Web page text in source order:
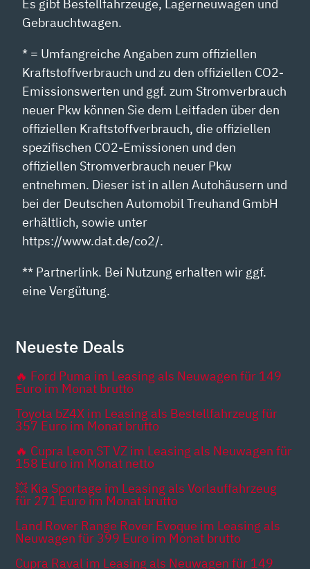
Es gibt Bestellfahrzeuge, Lagerneuwagen und
Gebrauchtwagen.
* = Umfangreiche Angaben zum offiziellen
Kraftstoffverbrauch und zu den offiziellen CO2-
Emissionswerten und ggf. zum Stromverbrauch
neuer Pkw können Sie dem Leitfaden über den
offiziellen Kraftstoffverbrauch, die offiziellen
spezifischen CO2-Emissionen und den
offiziellen Stromverbrauch neuer Pkw
entnehmen. Dieser ist in allen Autohäusern und
bei der Deutschen Automobil Treuhand GmbH
erhältlich, sowie unter
https://www.dat.de/co2/.
** Partnerlink. Bei Nutzung erhalten wir ggf.
eine Vergütung.
Neueste Deals
🔥 Ford Puma im Leasing als Neuwagen für 149
Euro im Monat brutto
Toyota bZ4X im Leasing als Bestellfahrzeug für
357 Euro im Monat brutto
🔥 Cupra Leon ST VZ im Leasing als Neuwagen für
158 Euro im Monat netto
💥 Kia Sportage im Leasing als Vorlauffahrzeug
für 271 Euro im Monat brutto
Land Rover Range Rover Evoque im Leasing als
Neuwagen für 399 Euro im Monat brutto
Cupra Raval im Leasing als Neuwagen für 149